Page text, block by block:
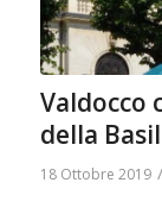
Valdocco
della
18 Ottobre 2019 /